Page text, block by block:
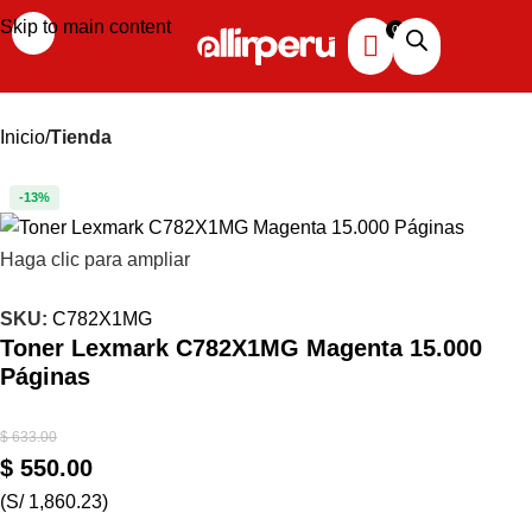
Skip to main content
Inicio Tienda
-13%
Haga clic para ampliar
SKU: C782X1MG
Toner Lexmark C782X1MG Magenta 15.000
Páginas
$633.00
$ 550.00
(S/ 1,860.23)